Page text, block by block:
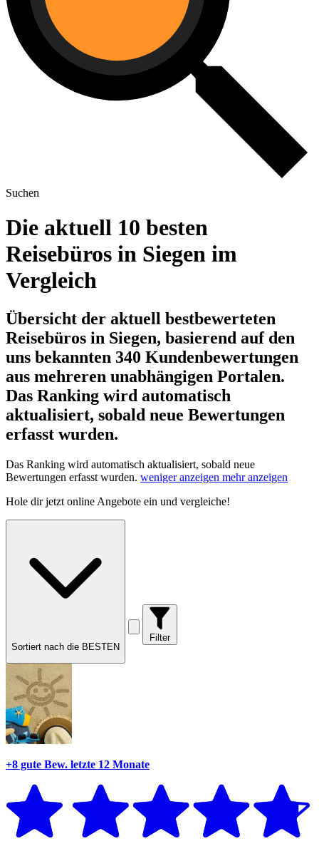
Suchen
Die aktuell 10 besten
Reisebüros in Siegen im
Vergleich
Übersicht der aktuell bestbewerteten
Reisebüros in Siegen, basierend auf den
uns bekannten 340 Kundenbewertungen
aus mehreren unabhängigen Portalen.
Das Ranking wird automatisch
aktualisiert, sobald neue Bewertungen
erfasst wurden.
Das Ranking wird automatisch aktualisiert, sobald neue
Bewertungen erfasst wurden. weniger anzeigen mehr anzeigen
Hole dirjetzt online Angebote ein und vergleiche!
Sortiert nach die BESTEN
Filter
+8 gute Bew. letzte 12 Monate